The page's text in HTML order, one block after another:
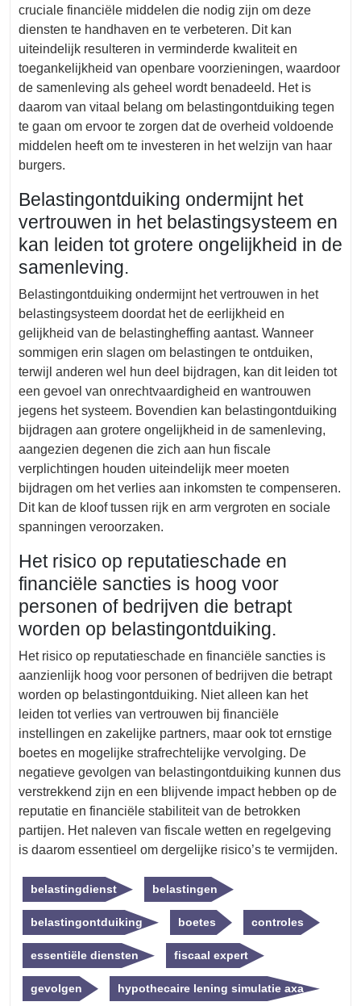
cruciale financiële middelen die nodig zijn om deze
diensten te handhaven en te verbeteren. Dit kan
uiteindelijk resulteren in verminderde kwaliteit en
toegankelijkheid van openbare voorzieningen, waardoor
de samenleving als geheel wordt benadeeld. Het is
daarom van vitaal belang om belastingontduiking tegen
te gaan om ervoor te zorgen dat de overheid voldoende
middelen heeft om te investeren in het welzijn van haar
burgers.
Belastingontduiking ondermijnt het
vertrouwen in het belastingsysteem en
kan leiden tot grotere ongelijkheid in de
samenleving.
Belastingontduiking ondermijnt het vertrouwen in het
belastingsysteem doordat het de eerlijkheid en
gelijkheid van de belastingheffing aantast. Wanneer
sommigen erin slagen om belastingen te ontduiken,
terwijl anderen wel hun deel bijdragen, kan dit leiden tot
een gevoel van onrechtvaardigheid en wantrouwen
jegens het systeem. Bovendien kan belastingontduiking
bijdragen aan grotere ongelijkheid in de samenleving,
aangezien degenen die zich aan hun fiscale
verplichtingen houden uiteindelijk meer moeten
bijdragen om het verlies aan inkomsten te compenseren.
Dit kan de kloof tussen rijk en arm vergroten en sociale
spanningen veroorzaken.
Het risico op reputatieschade en
financiële sancties is hoog voor
personen of bedrijven die betrapt
worden op belastingontduiking.
Het risico op reputatieschade en financiële sancties is
aanzienlijk hoog voor personen of bedrijven die betrapt
worden op belastingontduiking. Niet alleen kan het
leiden tot verlies van vertrouwen bij financiële
instellingen en zakelijke partners, maar ook tot ernstige
boetes en mogelijke strafrechtelijke vervolging. De
negatieve gevolgen van belastingontduiking kunnen dus
verstrekkend zijn en een blijvende impact hebben op de
reputatie en financiële stabiliteit van de betrokken
partijen. Het naleven van fiscale wetten en regelgeving
is daarom essentieel om dergelijke risico’s te vermijden.
belastingdienst belastingen
belastingontduiking boetes controles
essentiële diensten fiscaal expert
gevolgen hypothecaire lening simulatie axa